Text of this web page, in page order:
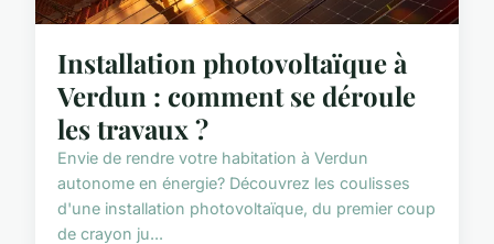
Installation photovoltaïque à
Verdun : comment se déroule
les travaux ?
Envie de rendre votre habitation à Verdun
autonome en énergie? Découvrez les coulisses
d'une installation photovoltaïque, du premier coup
de crayon ju...